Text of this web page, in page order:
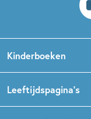
Kinderboeken
Prentenboeken
Leeftijdspagina’s